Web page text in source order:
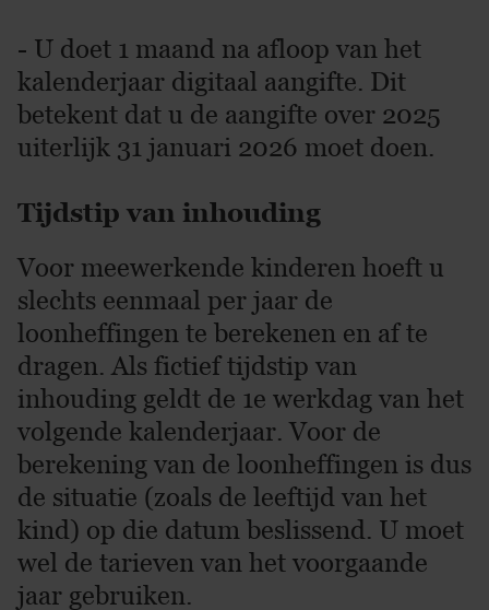
- U doet 1 maand na afloop van het
kalenderjaar digitaal aangifte. Dit
betekent dat u de aangifte over 2025
uiterlijk 31 januari 2026 moet doen.
Tijdstip van inhouding
Voor meewerkende kinderen hoeft u
slechts eenmaal per jaar de
loonheffingen te berekenen en af te
dragen. Als fictief tijdstip van
inhouding geldt de 1e werkdag van het
volgende kalenderjaar. Voor de
berekening van de loonheffingen is dus
de situatie (zoals de leeftijd van het
kind) op die datum beslissend. U moet
wel de tarieven van het voorgaande
jaar gebruiken.